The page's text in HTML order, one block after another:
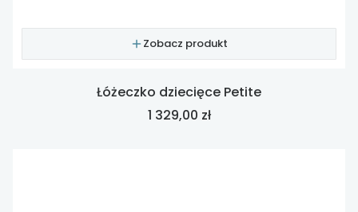
Zobacz produkt
Łóżeczko dziecięce Petite
Cena
1 329,00 zł